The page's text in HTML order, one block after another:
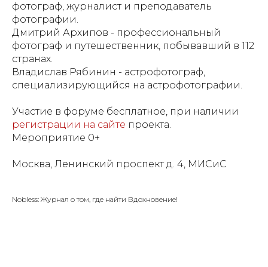
фотограф, журналист и преподаватель
фотографии.
Дмитрий Архипов - профессиональный
фотограф и путешественник, побывавший в 112
странах.
Владислав Рябинин - астрофотограф,
специализирующийся на астрофотографии.
Участие в форуме бесплатное, при наличии
регистрации на сайте проекта.
Мероприятие 0+
Москва, Ленинский проспект д. 4, МИСиС
Nobless: Журнал о том, где найти Вдохновение!